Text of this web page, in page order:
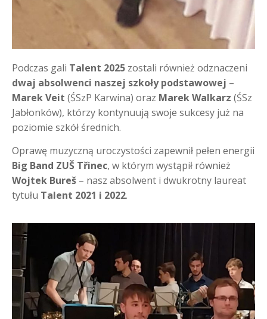
Podczas gali Talent 2025 zostali również odznaczeni
dwaj absolwenci naszej szkoły podstawowej –
Marek Veit (ŚSzP Karwina) oraz Marek Walkarz (ŚSz
Jabłonków), którzy kontynuują swoje sukcesy już na
poziomie szkół średnich.
Oprawę muzyczną uroczystości zapewnił pełen energii
Big Band ZUŠ Třinec, w którym wystąpił również
Wojtek Bureš – nasz absolwent i dwukrotny laureat
tytułu Talent 2021 i 2022.